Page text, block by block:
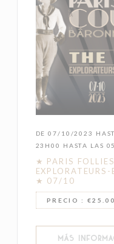
DE 07/10/2023
23H00 HASTA LAS
★ PARIS
★ 07/10
PRECIO : €25.00
MÁS